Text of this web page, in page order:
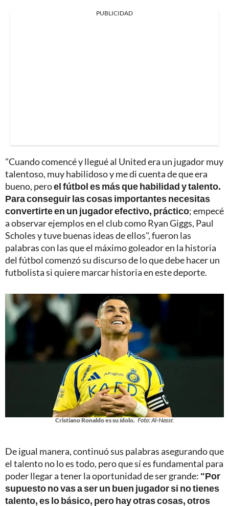
PUBLICIDAD
"Cuando comencé y llegué al United era un jugador muy
talentoso, muy habilidoso y me di cuenta de que era
bueno, peroel fútbol es más que habilidad y talento.
Para conseguir las cosas importantes necesitas
convertirte en un jugador efectivo, práctico; empecé
a observar ejemplos en el club como Ryan Giggs, Paul
Scholes y tuve buenas ideas de ellos", fueron las
palabras con las que el máximo goleador en la historia
del fútbol comenzó su discurso de lo que debe hacer un
futbolista si quiere marcar historia en este deporte.
Cristiano Ronaldo es su ídolo. Foto: Al-Nassr.
De igual manera, continuó sus palabras asegurando que
el talento no lo es todo, pero que sí es fundamental para
poder llegar a tener la oportunidad de ser grande: "Por
supuesto no vas a ser un buen jugador si no tienes
talento, es lo básico, pero hay otras cosas, otros